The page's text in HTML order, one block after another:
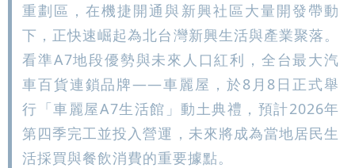
重劃區，在機捷開通與新興社區大量開發帶動
下，正快速崛起為北台灣新興生活與產業聚落。
看準A7地段優勢與未來人口紅利，全台最大汽
車百貨連鎖品牌——車麗屋，於8月8日正式舉
行「車麗屋A7生活館」動土典禮，預計2026年
第四季完工並投入營運，未來將成為當地居民生
活採買與餐飲消費的重要據點。